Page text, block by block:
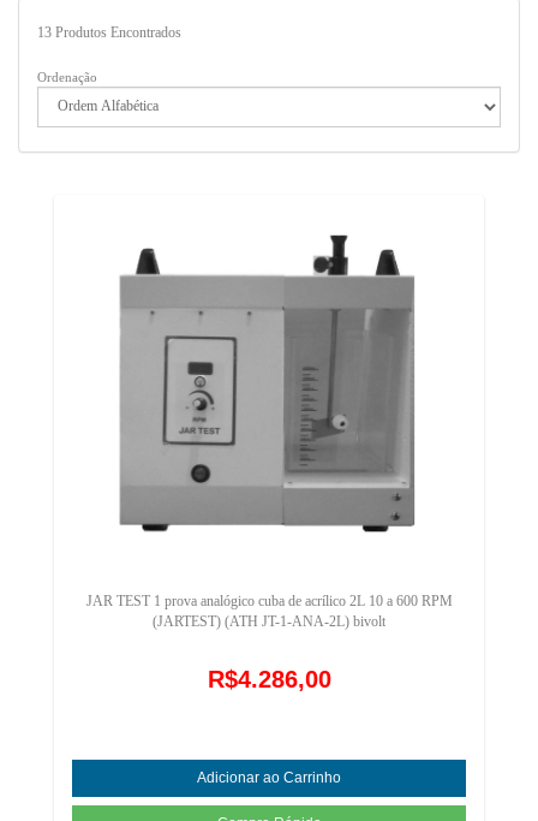
13 Produtos Encontrados
Ordenação
JAR TEST 1 prova analógico cuba de acrílico 2L 10 a 600 RPM
(JARTEST) (ATH JT-1-ANA-2L) bivolt
R$4.286,00